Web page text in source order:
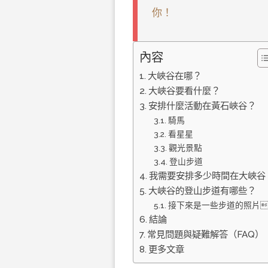
你！
內容
大峽谷在哪？
大峽谷要看什麼？
安排什麼活動在黃石峽谷？
騎馬
看星星
觀光景點
登山步道
我需要安排多少時間在大峽谷
大峽谷的登山步道有哪些？
接下來是一些步道的照片
結論
常見問題與疑難解答（FAQ）
更多文章